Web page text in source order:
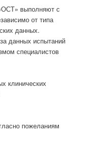
выполняют с
от типа
данных.
данных испытаний
специалистов
клинических
пожеланиям